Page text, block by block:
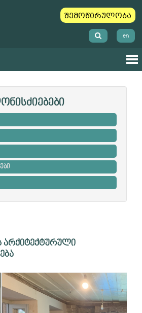
შემოწირულობა
en